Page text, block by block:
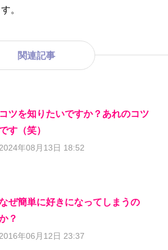
。
関連記事
コツを知りたいですか？あれのコツ
す（笑）
2024年08月13日 18:52
ぜ簡単に好きになってしまうの
？
2016年06月12日 23:37